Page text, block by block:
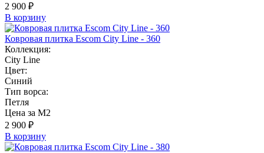
2 900 ₽
В корзину
Ковровая плитка Escom City Line - 360
Коллекция:
City Line
Цвет:
Синий
Тип ворса:
Петля
Цена за М2
2 900 ₽
В корзину